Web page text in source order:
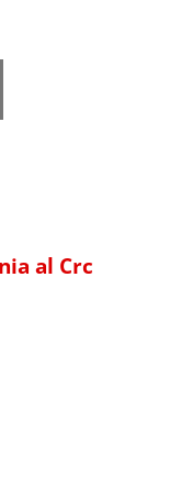
search
al Crc